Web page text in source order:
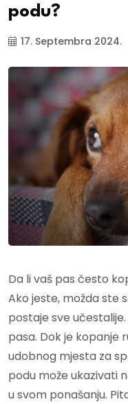
podu?
17. Septembra 2024.
Da li vaš pas često
Ako jeste, možda ste
postaje sve
pasa. Dok je kopanje
udobnog mjesta za
podu može ukazivati
u svom ponašanju.